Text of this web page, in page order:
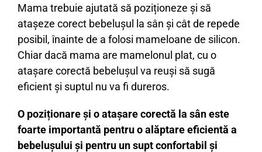
Mama trebuie ajutată să poziționeze și să
atașeze corect bebelușul la sân și cât de repede
posibil, înainte de a folosi mameloane de silicon.
Chiar dacă mama are mamelonul plat, cu o
atașare corectă bebelușul va reuși să sugă
eficient și suptul nu va fi dureros.
O poziționare și o atașare corectă la sân este
foarte importantă pentru o alăptare eficientă a
bebelușului și pentru un supt confortabil și